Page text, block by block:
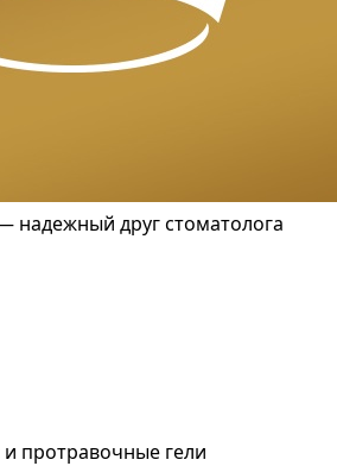
надежный друг стоматолога
протравочные гели